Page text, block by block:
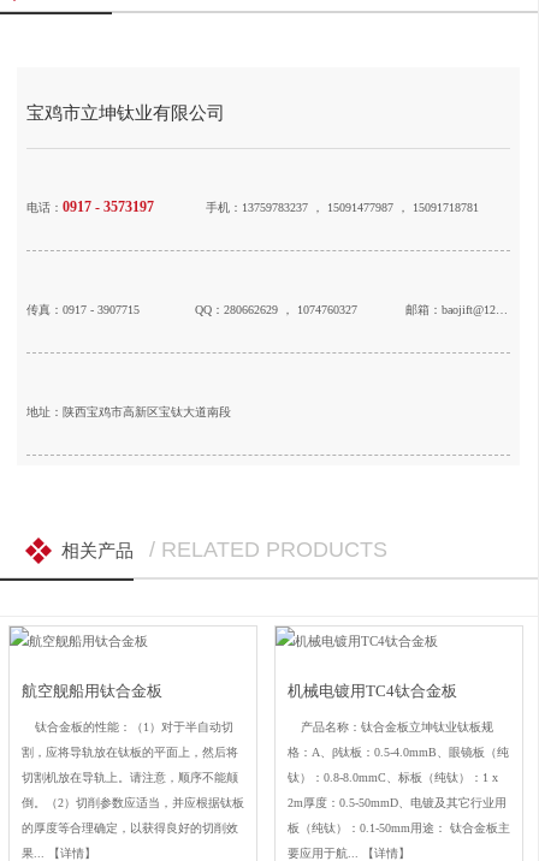
宝鸡市立坤钛业有限公司
电话： 0917 - 3573197 手机：13759783237 ， 15091477987 ， 15091718781
传真：0917 - 3907715 QQ：280662629 ， 1074760327 邮箱：baojift@126.com
地址：陕西宝鸡市高新区宝钛大道南段
相关产品 / RELATED PRODUCTS
航空舰船用钛合金板
钛合金板的性能：（1）对于半自动切
割，应将导轨放在钛板的平面上，然后将
切割机放在导轨上。请注意，顺序不能颠
倒。（2）切削参数应适当，并应根据钛板
的厚度等合理确定，以获得良好的切削效
果...
【详情】
机械电镀用TC4钛合金板
产品名称：钛合金板立坤钛业钛板规
格：A、β钛板：0.5-4.0mmB、眼镜板（纯
钛）：0.8-8.0mmC、标板（纯钛）：1 x
2m厚度：0.5-50mmD、电镀及其它行业用
板（纯钛）：0.1-50mm用途： 钛合金板主
要应用于航...
【详情】